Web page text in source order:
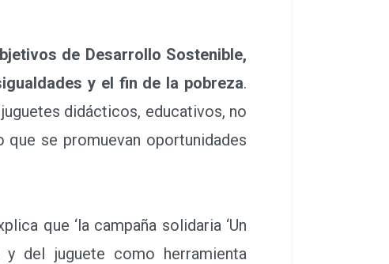
de Desarrollo Sostenible,
y el fin de la pobreza.
didácticos, educativos, no
se promuevan oportunidades
que ‘la campaña solidaria ‘Un
del juguete como herramienta